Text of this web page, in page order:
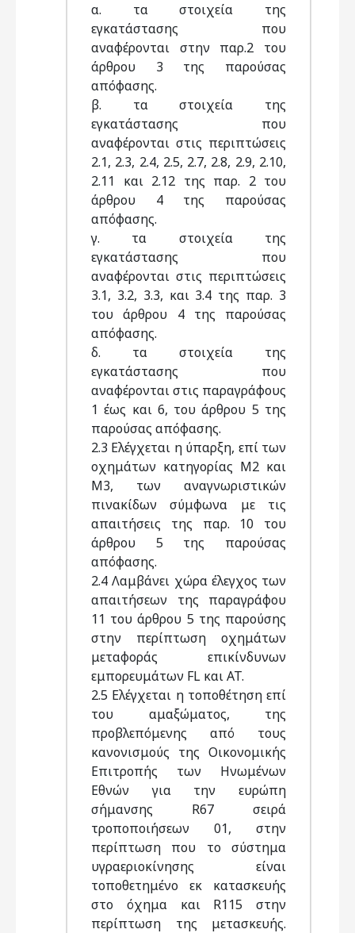
α. τα στοιχεία της
εγκατάστασης που
αναφέρονται στην παρ.2 του
άρθρου 3 της παρούσας
απόφασης.
β. τα στοιχεία της
εγκατάστασης που
αναφέρονται στις περιπτώσεις
2.1, 2.3, 2.4, 2.5, 2.7, 2.8, 2.9, 2.10,
2.11 και 2.12 της παρ. 2 του
άρθρου 4 της παρούσας
απόφασης.
γ. τα στοιχεία της
εγκατάστασης που
αναφέρονται στις περιπτώσεις
3.1, 3.2, 3.3, και 3.4 της παρ. 3
του άρθρου 4 της παρούσας
απόφασης.
δ. τα στοιχεία της
εγκατάστασης που
αναφέρονται στις παραγράφους
1 έως και 6, του άρθρου 5 της
παρούσας απόφασης.
2.3 Ελέγχεται η ύπαρξη, επί των
οχημάτων κατηγορίας Μ2 και
Μ3, των αναγνωριστικών
πινακίδων σύμφωνα με τις
απαιτήσεις της παρ. 10 του
άρθρου 5 της παρούσας
απόφασης.
2.4 Λαμβάνει χώρα έλεγχος των
απαιτήσεων της παραγράφου
11 του άρθρου 5 της παρούσης
στην περίπτωση οχημάτων
μεταφοράς επικίνδυνων
εμπορευμάτων FL και AT.
2.5 Ελέγχεται η τοποθέτηση επί
του αμαξώματος, της
προβλεπόμενης από τους
κανονισμούς της Οικονομικής
Επιτροπής των Ηνωμένων
Εθνών για την ευρώπη
σήμανσης R67 σειρά
τροποποιήσεων 01, στην
περίπτωση που το σύστημα
υγραεριοκίνησης είναι
τοποθετημένο εκ κατασκευής
στο όχημα και R115 στην
περίπτωση της μετασκευής.